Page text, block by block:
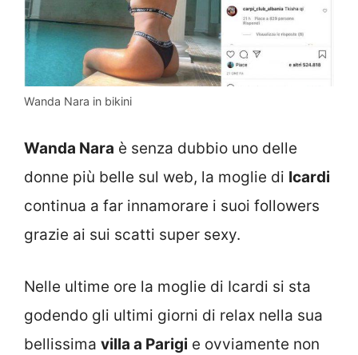
Wanda Nara in bikini
Wanda Nara è senza dubbio uno delle
donne più belle sul web, la moglie di Icardi
continua a far innamorare i suoi followers
grazie ai sui scatti super sexy.
Nelle ultime ore la moglie di Icardi si sta
godendo gli ultimi giorni di relax nella sua
bellissima villa a Parigi e ovviamente non